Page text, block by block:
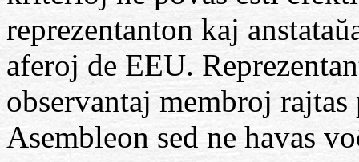
reprezentanton kaj
aferoj de EEU.
observantaj membroj
Asembleon sed ne havas